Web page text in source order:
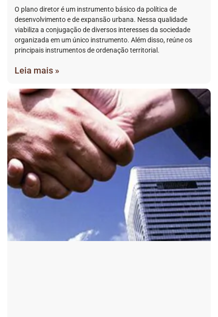
O plano diretor é um instrumento básico da política de
desenvolvimento e de expansão urbana. Nessa qualidade
viabiliza a conjugação de diversos interesses da sociedade
organizada em um único instrumento. Além disso, reúne os
principais instrumentos de ordenação territorial.
Leia mais »